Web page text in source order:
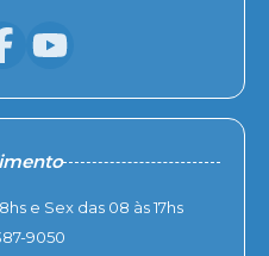
e Sex das 08 às 17hs
9050